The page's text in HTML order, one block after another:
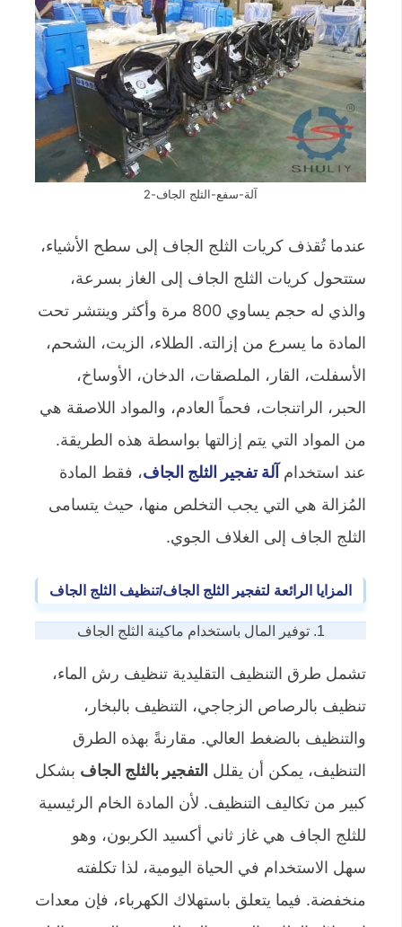
آلة-سفع-الثلج الجاف-2
عندما تُقذف كريات الثلج الجاف إلى سطح الأشياء،
ستتحول كريات الثلج الجاف إلى الغاز بسرعة،
والذي له حجم يساوي 800 مرة وأكثر وينتشر تحت
المادة ما يسرع من إزالته. الطلاء، الزيت، الشحم،
الأسفلت، القار، الملصقات، الدخان، الأوساخ،
الحبر، الراتنجات، فحماً العادم، والمواد اللاصقة هي
من المواد التي يتم إزالتها بواسطة هذه الطريقة.
عند استخدام آلة تفجير الثلج الجاف، فقط المادة
المُزالة هي التي يجب التخلص منها، حيث يتسامى
الثلج الجاف إلى الغلاف الجوي.
المزايا الرائعة لتفجير الثلج الجاف/تنظيف الثلج الجاف
1. توفير المال باستخدام ماكينة الثلج الجاف
تشمل طرق التنظيف التقليدية تنظيف رش الماء،
تنظيف بالرصاص الزجاجي، التنظيف بالبخار،
والتنظيف بالضغط العالي. مقارنةً بهذه الطرق
التنظيف، يمكن أن يقلل التفجير بالثلج الجاف بشكل
كبير من تكاليف التنظيف. لأن المادة الخام الرئيسية
للثلج الجاف هي غاز ثاني أكسيد الكربون، وهو
سهل الاستخدام في الحياة اليومية، لذا تكلفته
منخفضة. فيما يتعلق باستهلاك الكهرباء، فإن معدات